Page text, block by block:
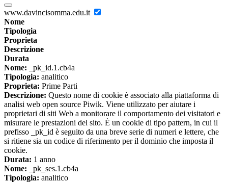
www.davincisomma.edu.it
Nome
Tipologia
Proprieta
Descrizione
Durata
Nome: _pk_id.1.cb4a
Tipologia: analitico
Proprieta: Prime Parti
Descrizione: Questo nome di cookie è associato alla piattaforma di
analisi web open source Piwik. Viene utilizzato per aiutare i
proprietari di siti Web a monitorare il comportamento dei visitatori e
misurare le prestazioni del sito. È un cookie di tipo pattern, in cui il
prefisso _pk_id è seguito da una breve serie di numeri e lettere, che
si ritiene sia un codice di riferimento per il dominio che imposta il
cookie.
Durata: 1 anno
Nome: _pk_ses.1.cb4a
Tipologia: analitico